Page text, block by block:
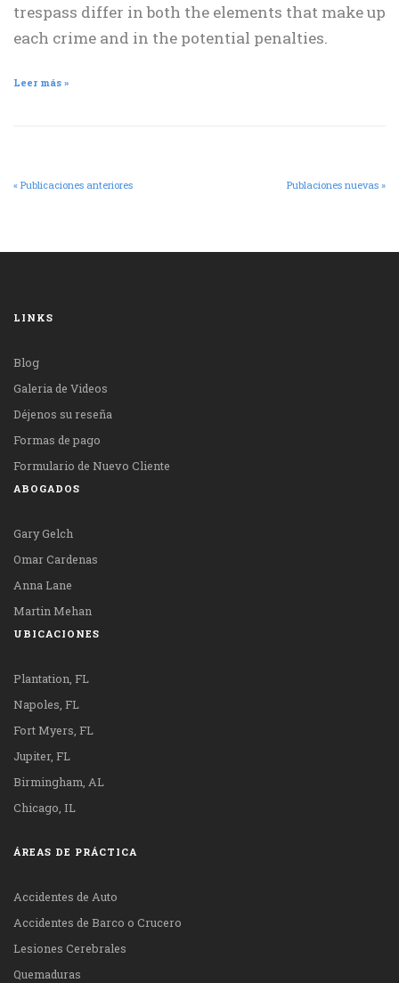
trespass differ in both the elements that make up
each crime and in the potential penalties.
Leer más »
« Publicaciones anteriores Publaciones nuevas »
LINKS
Blog
Galeria de Videos
Déjenos su reseña
Formas de pago
Formulario de Nuevo Cliente
ABOGADOS
Gary Gelch
Omar Cardenas
Anna Lane
Martin Mehan
UBICACIONES
Plantation, FL
Napoles, FL
Fort Myers, FL
Jupiter, FL
Birmingham, AL
Chicago, IL
ÁREAS DE PRÁCTICA
Accidentes de Auto
Accidentes de Barco o Crucero
Lesiones Cerebrales
Quemaduras